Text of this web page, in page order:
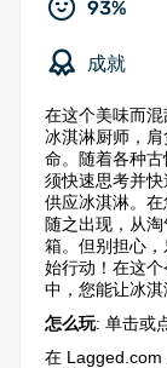
93%
成就
在这个美味而
冰淇淋厨师，
命。随着各种
须快速思考并
供应冰淇淋。
随之出现，从
箱。但别担心
始行动！在这
中，您能让冰
怎么玩: 单击或
在 Lagged.com